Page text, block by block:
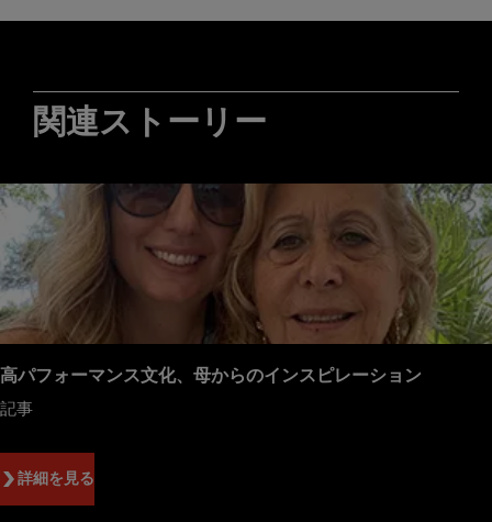
関連ストーリー
高パフォーマンス文化、母からのインスピレーション
記事
詳細を見る